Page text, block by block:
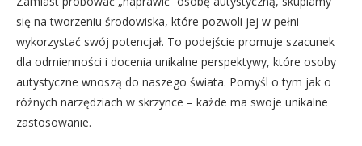
się na tworzeniu środowiska, które pozwoli jej w pełni
wykorzystać swój potencjał. To podejście promuje szacunek
dla odmienności i docenia unikalne perspektywy, które osoby
autystyczne wnoszą do naszego świata. Pomyśl o tym jak o
różnych narzędziach w skrzynce – każde ma swoje unikalne
zastosowanie.